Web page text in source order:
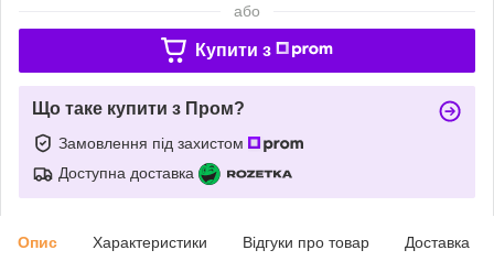
або
Купити з
Що таке купити з Пром?
Замовлення під захистом
Доступна доставка
Опис Характеристики Відгуки про товар Доставка